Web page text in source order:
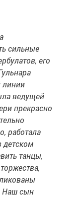
сильные
его
линии
ведущей
прекрасно
работала
детском
танцы,
Наш сын